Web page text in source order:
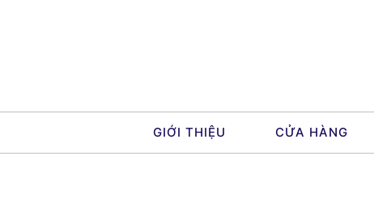
GIỚI THIỆU CỬA HÀNG